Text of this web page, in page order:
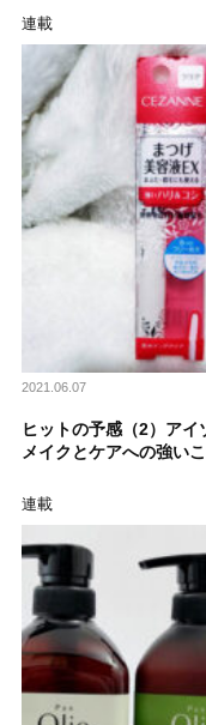
連載
2021.06.07
ヒットの予感（2）ア
メイクとケアへの強い
連載